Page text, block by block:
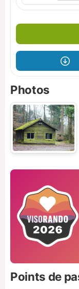
Photos
Points de